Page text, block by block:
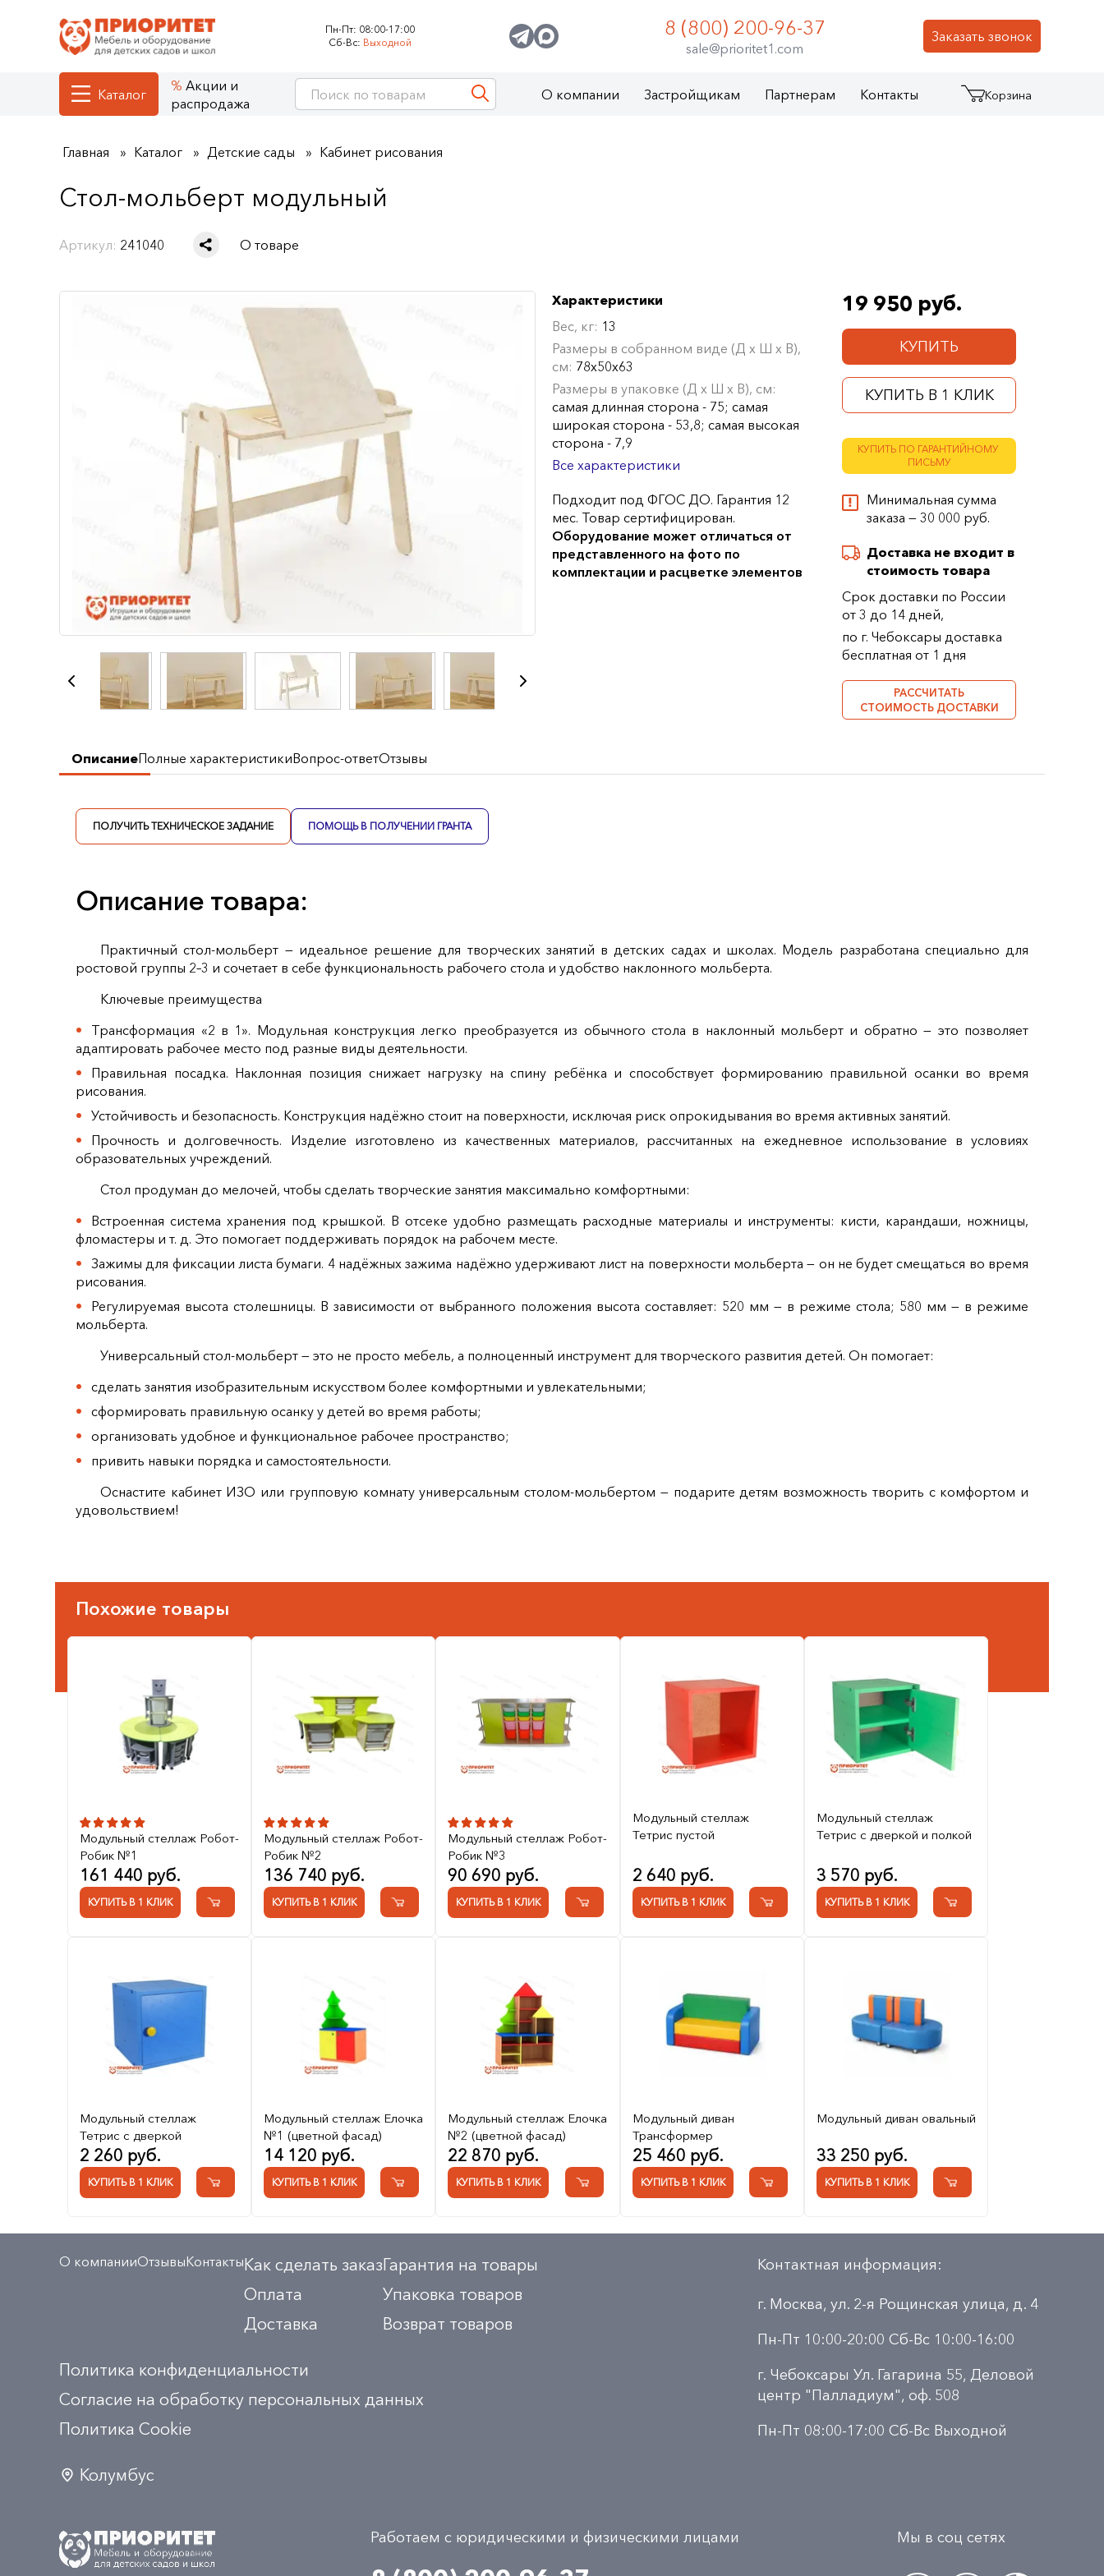
Пн-Пт: 08:00-17:00
Сб-Вс: Выходной Заказать звонок
8 (800) 200-96-37
sale@prioritet1.com
Каталог
Акции и
распродажа
О компании Застройщикам Партнерам Контакты Корзина
Главная Каталог Детские сады Кабинет рисования
Стол-мольберт модульный
Артикул: 241040 О товаре
19 950 руб.
КУПИТЬ
КУПИТЬ В 1 КЛИК
КУПИТЬ ПО ГАРАНТИЙНОМУ
ПИСЬМУ
Минимальная сумма
заказа — 30 000 руб.
Доставка не входит в
стоимость товара
Срок доставки по России
от 3 до 14 дней,
по г. Чебоксары доставка
бесплатная от 1 дня
РАССЧИТАТЬ
СТОИМОСТЬ ДОСТАВКИ
Характеристики
Вес, кг: 13
Размеры в собранном виде (Д х Ш х В),
см: 78х50х63
Размеры в упаковке (Д х Ш х В), см:
самая длинная сторона - 75; самая
широкая сторона - 53,8; самая высокая
сторона - 7,9
Все характеристики
Подходит под ФГОС ДО. Гарантия 12
мес. Товар сертифицирован.
Оборудование может отличаться от
представленного на фото по
комплектации и расцветке элементов
ОписаниеПолные характеристикиВопрос-ответОтзывы
ПОЛУЧИТЬ ТЕХНИЧЕСКОЕ ЗАДАНИЕ ПОМОЩЬ В ПОЛУЧЕНИИ ГРАНТА
Описание товара:
Практичный стол‑мольберт — идеальное решение для творческих занятий в детских садах и школах. Модель разработана специально для
ростовой группы 2–3 и сочетает в себе функциональность рабочего стола и удобство наклонного мольберта.
Ключевые преимущества
Трансформация «2 в 1». Модульная конструкция легко преобразуется из обычного стола в наклонный мольберт и обратно — это позволяет
адаптировать рабочее место под разные виды деятельности.
Правильная посадка. Наклонная позиция снижает нагрузку на спину ребёнка и способствует формированию правильной осанки во время
рисования.
Устойчивость и безопасность. Конструкция надёжно стоит на поверхности, исключая риск опрокидывания во время активных занятий.
Прочность и долговечность. Изделие изготовлено из качественных материалов, рассчитанных на ежедневное использование в условиях
образовательных учреждений.
Стол продуман до мелочей, чтобы сделать творческие занятия максимально комфортными:
Встроенная система хранения под крышкой. В отсеке удобно размещать расходные материалы и инструменты: кисти, карандаши, ножницы,
фломастеры и т. д. Это помогает поддерживать порядок на рабочем месте.
Зажимы для фиксации листа бумаги. 4 надёжных зажима надёжно удерживают лист на поверхности мольберта — он не будет смещаться во время
рисования.
Регулируемая высота столешницы. В зависимости от выбранного положения высота составляет: 520 мм — в режиме стола; 580 мм — в режиме
мольберта.
Универсальный стол‑мольберт — это не просто мебель, а полноценный инструмент для творческого развития детей. Он помогает:
сделать занятия изобразительным искусством более комфортными и увлекательными;
сформировать правильную осанку у детей во время работы;
организовать удобное и функциональное рабочее пространство;
привить навыки порядка и самостоятельности.
Оснастите кабинет ИЗО или групповую комнату универсальным столом‑мольбертом — подарите детям возможность творить с комфортом и
удовольствием!
Похожие товары
Модульный стеллаж Робот-
Робик №1
161 440 руб.
КУПИТЬ В 1 КЛИК
Модульный стеллаж Робот-
Робик №2
136 740 руб.
КУПИТЬ В 1 КЛИК
Модульный стеллаж Робот-
Робик №3
90 690 руб.
КУПИТЬ В 1 КЛИК
Модульный стеллаж
Тетрис пустой
2 640 руб.
КУПИТЬ В 1 КЛИК
Модульный стеллаж
Тетрис с дверкой и полкой
3 570 руб.
КУПИТЬ В 1 КЛИК
Модульный стеллаж
Тетрис с дверкой
2 260 руб.
КУПИТЬ В 1 КЛИК
Модульный стеллаж Елочка
№1 (цветной фасад)
14 120 руб.
КУПИТЬ В 1 КЛИК
Модульный стеллаж Елочка
№2 (цветной фасад)
22 870 руб.
КУПИТЬ В 1 КЛИК
Модульный диван
Трансформер
25 460 руб.
КУПИТЬ В 1 КЛИК
Модульный диван овальный
33 250 руб.
КУПИТЬ В 1 КЛИК
О компанииОтзывыКонтактыКак сделать заказ
Оплата
Доставка
Гарантия на товары
Упаковка товаров
Возврат товаров
Политика конфиденциальности
Согласие на обработку персональных данных
Политика Сookie
Колумбус
Контактная информация:
г. Москва, ул. 2-я Рощинская улица, д. 4
Пн-Пт 10:00-20:00 Сб-Вс 10:00-16:00
г. Чебоксары Ул. Гагарина 55, Деловой
центр "Палладиум", оф. 508
Пн-Пт 08:00-17:00 Сб-Вс Выходной
Работаем с юридическими и физическими лицами Мы в соц сетях